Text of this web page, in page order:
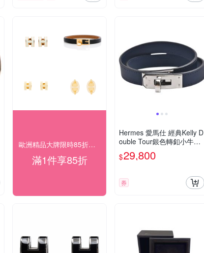
歐洲精品大牌限時85折優惠
滿1件享85折
Hermes 愛馬仕 經典Kelly D
ouble Tour銀色轉釦小牛皮
雙圈手環(深藍色)
$29,800
券